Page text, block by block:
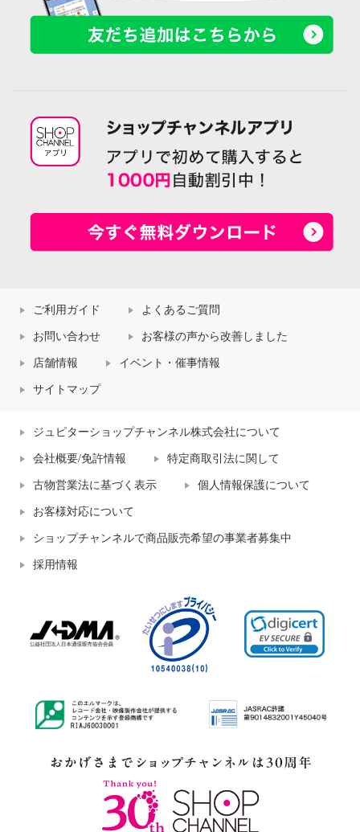
ご利用ガイド よくあるご質問
お問い合わせ お客様の声から改善しました
店舗情報 イベント・催事情報
サイトマップ
ジュピターショップチャンネル株式会社について
会社概要/免許情報 特定商取引法に関して
古物営業法に基づく表示 個人情報保護について
お客様対応について
ショップチャンネルで商品販売希望の事業者募集中
採用情報